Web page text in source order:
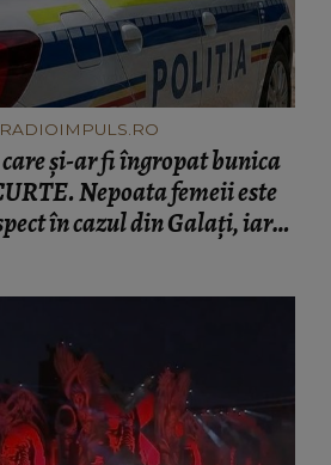
RADIOIMPULS.RO
și-ar fi îngropat bunica
Nepoata femeii este
în cazul din Galați, iar